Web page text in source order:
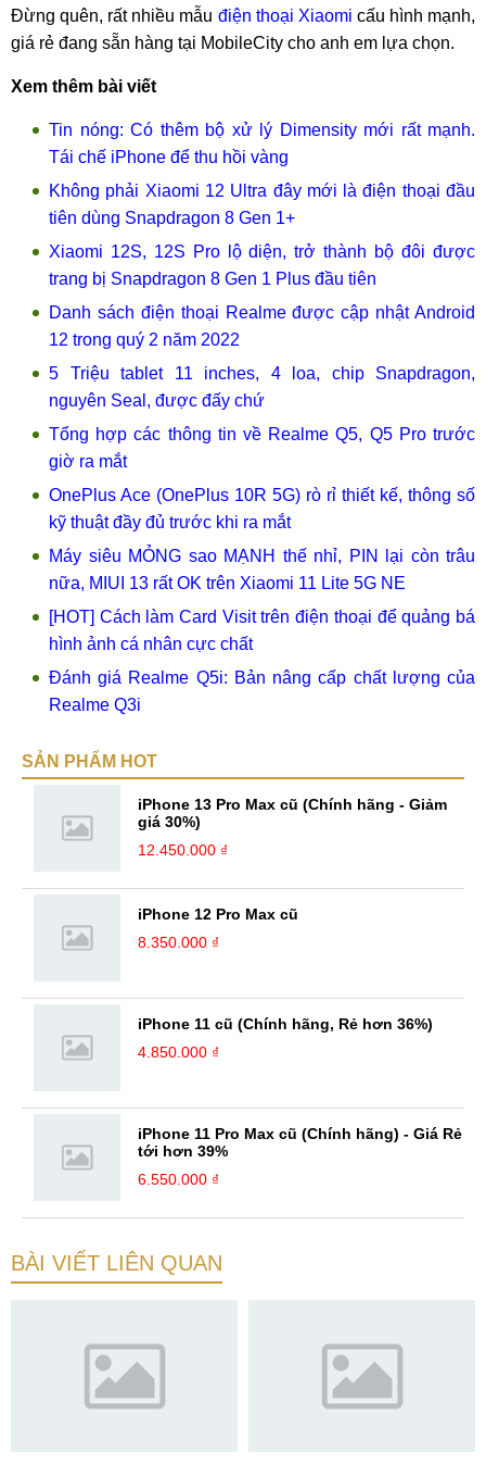
Đừng quên, rất nhiều mẫu điện thoại Xiaomi cấu hình mạnh,
giá rẻ đang sẵn hàng tại MobileCity cho anh em lựa chọn.
Xem thêm bài viết
Tin nóng: Có thêm bộ xử lý Dimensity mới rất mạnh.
Tái chế iPhone để thu hồi vàng
Không phải Xiaomi 12 Ultra đây mới là điện thoại đầu
tiên dùng Snapdragon 8 Gen 1+
Xiaomi 12S, 12S Pro lộ diện, trở thành bộ đôi được
trang bị Snapdragon 8 Gen 1 Plus đầu tiên
Danh sách điện thoại Realme được cập nhật Android
12 trong quý 2 năm 2022
5 Triệu tablet 11 inches, 4 loa, chip Snapdragon,
nguyên Seal, được đấy chứ
Tổng hợp các thông tin về Realme Q5, Q5 Pro trước
giờ ra mắt
OnePlus Ace (OnePlus 10R 5G) rò rỉ thiết kế, thông số
kỹ thuật đầy đủ trước khi ra mắt
Máy siêu MỎNG sao MẠNH thế nhỉ, PIN lại còn trâu
nữa, MIUI 13 rất OK trên Xiaomi 11 Lite 5G NE
[HOT] Cách làm Card Visit trên điện thoại để quảng bá
hình ảnh cá nhân cực chất
Đánh giá Realme Q5i: Bản nâng cấp chất lượng của
Realme Q3i
SẢN PHẨM HOT
iPhone 13 Pro Max cũ (Chính hãng - Giảm
giá 30%)
12.450.000 ₫
iPhone 12 Pro Max cũ
8.350.000 ₫
iPhone 11 cũ (Chính hãng, Rẻ hơn 36%)
4.850.000 ₫
iPhone 11 Pro Max cũ (Chính hãng) - Giá Rẻ
tới hơn 39%
6.550.000 ₫
BÀI VIẾT LIÊN QUAN